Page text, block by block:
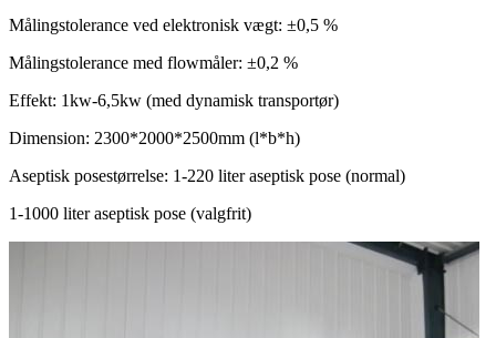
Målingstolerance ved elektronisk vægt: ±0,5 %
Målingstolerance med flowmåler: ±0,2 %
Effekt: 1kw-6,5kw (med dynamisk transportør)
Dimension: 2300*2000*2500mm (l*b*h)
Aseptisk posestørrelse: 1-220 liter aseptisk pose (normal)
1-1000 liter aseptisk pose (valgfrit)